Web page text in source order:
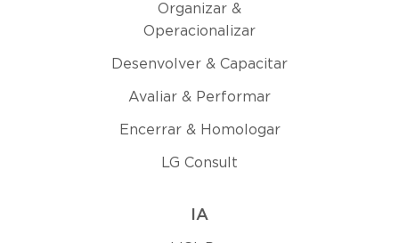
Organizar &
Operacionalizar
Desenvolver & Capacitar
Avaliar & Performar
Encerrar & Homologar
LG Consult
IA